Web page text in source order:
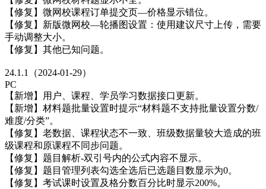
【修复】微网校课程订单提交页—价格显示错位。
【修复】新版微网校—轮播图设置：使用建议尺寸上传，需要
手动调整大小。
【修复】其他已知问题。
24.1.1（2024-01-29）
PC
【新增】用户、课程、学员学习数据接口更新。
【新增】材料题批量设置时提示“材料题不支持批量设置分数/
难度/分类”。
【修复】老数据、课程状态不一致、班级数据量较大造成的班
级课程和原课程不同步问题。
【修复】题目解析-双引号内的公式内容不显示。
【修复】题目管理列表勾选全选后已选题目数显示为0。
【修复】考试课时设置及格分数百分比时显示200%。